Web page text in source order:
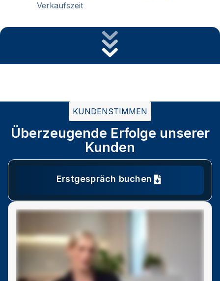
Verkaufszeit
KUNDENSTIMMEN
Überzeugende Erfolge unserer
Kunden
Erstgespräch buchen